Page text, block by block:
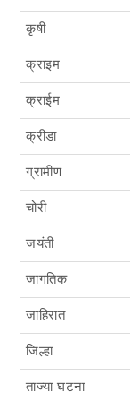
कृषी
क्राइम
क्राईम
क्रीडा
ग्रामीण
चोरी
जयंती
जागतिक
जाहिरात
जिल्हा
ताज्या घटना